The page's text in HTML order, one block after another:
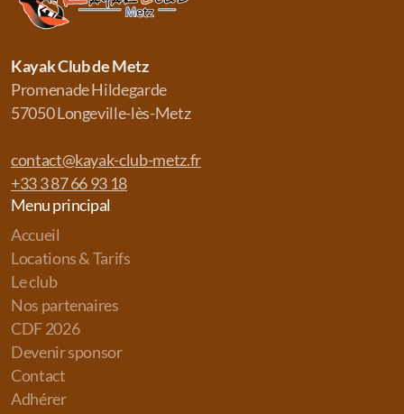
Kayak Club de Metz
Promenade Hildegarde
57050 Longeville-lès-Metz
contact@kayak-club-metz.fr
+33 3 87 66 93 18
Menu principal
Accueil
Locations & Tarifs
Le club
Nos partenaires
CDF 2026
Devenir sponsor
Contact
Adhérer